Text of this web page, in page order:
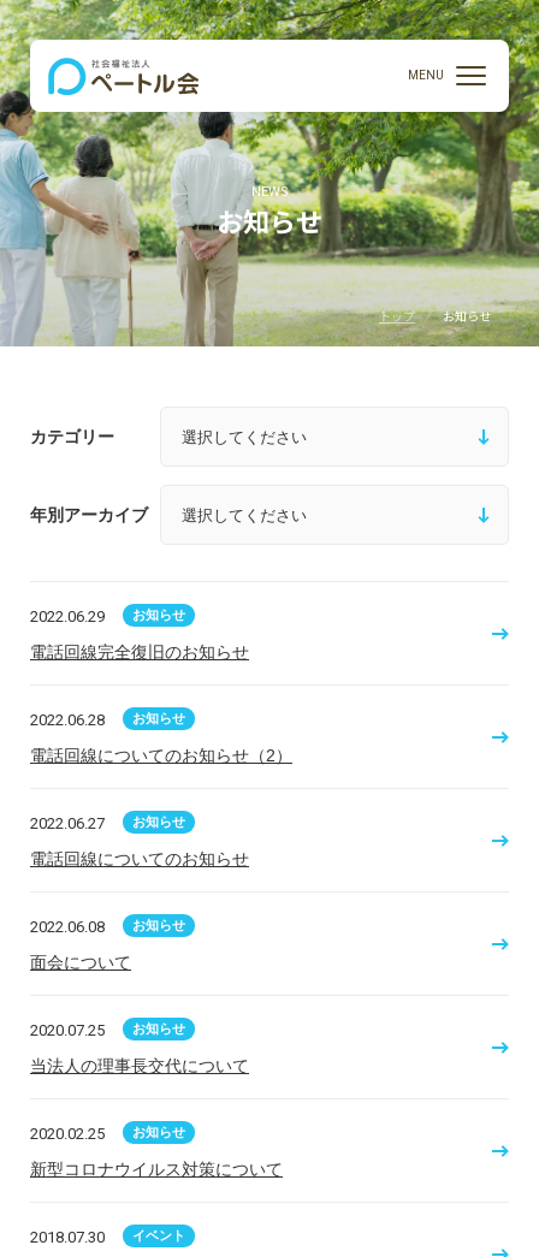
MENU
NEWS
お知らせ
トップ お知らせ
カテゴリー
年別アーカイブ
2022.06.29 お知らせ
電話回線完全復旧のお知らせ
2022.06.28 お知らせ
電話回線についてのお知らせ（2）
2022.06.27 お知らせ
電話回線についてのお知らせ
2022.06.08 お知らせ
面会について
2020.07.25 お知らせ
当法人の理事長交代について
2020.02.25 お知らせ
新型コロナウイルス対策について
2018.07.30 イベント